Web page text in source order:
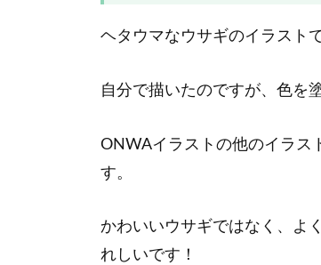
ヘタウマなウサギのイラストで
自分で描いたのですが、色を
ONWAイラストの他のイラス
す。
かわいいウサギではなく、よ
れしいです！